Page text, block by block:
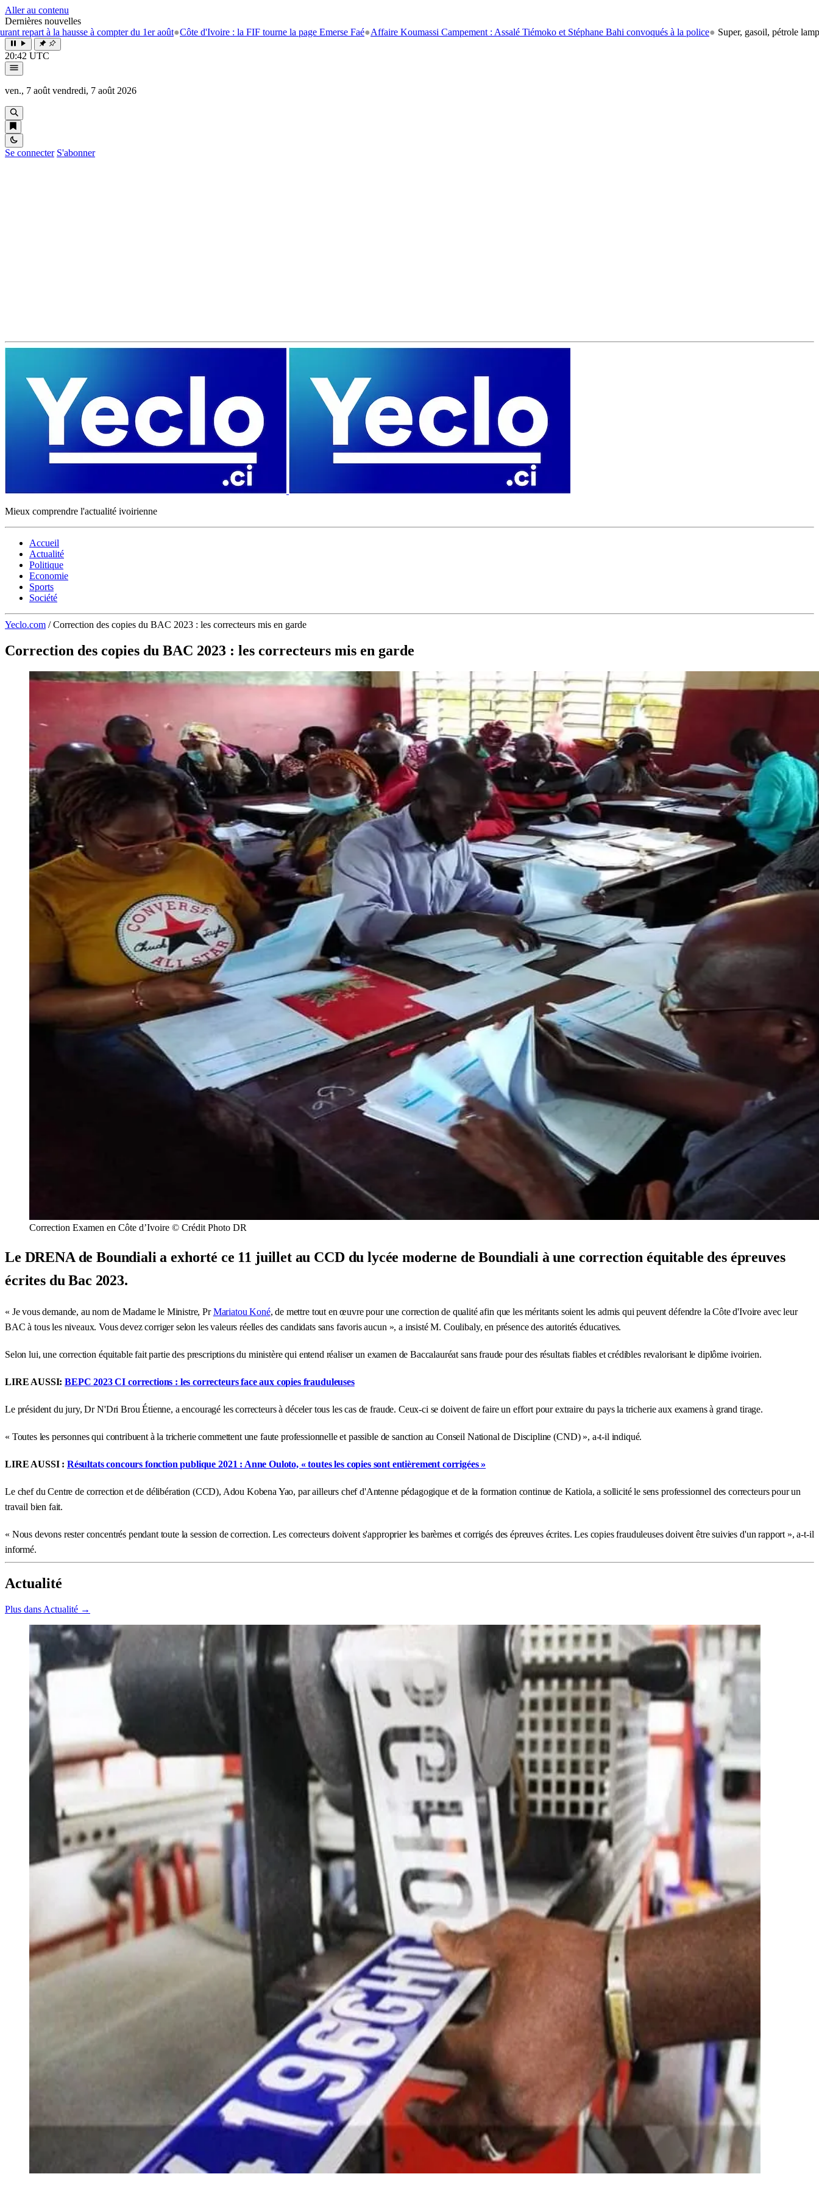
Aller au contenu
Dernières nouvelles
la hausse à compter du 1er août●Côte d'Ivoire : la FIF tourne la page Emerse Faé●Affaire Koumassi Campement : Assalé Tiémoko et Stéphane Bahi convoqués à la police● Super, gasoil, pétrole lampant: le
20:42 UTC
ven., 7 août vendredi, 7 août 2026
Se connecter S'abonner
Mieux comprendre l'actualité ivoirienne
Accueil
Actualité
Politique
Economie
Sports
Société
Yeclo.com / Correction des copies du BAC 2023 : les correcteurs mis en garde
Correction des copies du BAC 2023 : les correcteurs mis en garde
Correction Examen en Côte d’Ivoire © Crédit Photo DR
Le DRENA de Boundiali a exhorté ce 11 juillet au CCD du lycée moderne de Boundiali à une correction équitable des épreuves
écrites du Bac 2023.
« Je vous demande, au nom de Madame le Ministre, PrMariatou Koné, de mettre tout en œuvre pour une correction de qualité afin que les méritants soient les admis qui peuvent défendre la Côte d'Ivoire avec leur
BAC à tous les niveaux. Vous devez corriger selon les valeurs réelles des candidats sans favoris aucun », a insisté M. Coulibaly, en présence des autorités éducatives.
Selon lui, une correction équitable fait partie des prescriptions du ministère qui entend réaliser un examen de Baccalauréat sans fraude pour des résultats fiables et crédibles revalorisant le diplôme ivoirien.
LIRE AUSSI:BEPC 2023 CI corrections : les correcteurs face aux copies frauduleuses
Le président du jury, Dr N'Dri Brou Étienne, a encouragé les correcteurs à déceler tous les cas de fraude. Ceux-ci se doivent de faire un effort pour extraire du pays la tricherie aux examens à grand tirage.
« Toutes les personnes qui contribuent à la tricherie commettent une faute professionnelle et passible de sanction au Conseil National de Discipline (CND) », a-t-il indiqué.
LIRE AUSSI : Résultats concours fonction publique 2021 : Anne Ouloto, « toutes les copies sont entièrement corrigées »
Le chef du Centre de correction et de délibération (CCD), Adou Kobena Yao, par ailleurs chef d'Antenne pédagogique et de la formation continue de Katiola, a sollicité le sens professionnel des correcteurs pour un
travail bien fait.
« Nous devons rester concentrés pendant toute la session de correction. Les correcteurs doivent s'approprier les barèmes et corrigés des épreuves écrites. Les copies frauduleuses doivent être suivies d'un rapport », a-t-il
informé.
Actualité
Plus dans Actualité →